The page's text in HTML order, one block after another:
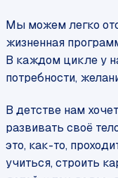
Мы можем легко
жизненная
В каждом цикле у
потребности,
В детстве нам
развивать своё
это, как-то,
учиться, строить